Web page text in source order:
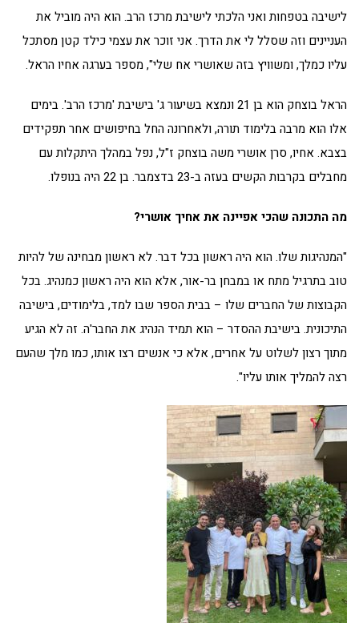
לישיבה בטפחות ואני הלכתי לישיבת מרכז הרב. הוא היה מוביל את
העניינים וזה שסלל לי את הדרך. אני זוכר את עצמי כילד קטן מסתכל
עליו כמלך, ומשוויץ בזה שאושרי אח שלי", מספר בערגה אחיו הראל.
הראל בוצחק הוא בן 21 ונמצא בשיעור ג' בישיבת 'מרכז הרב'. בימים
אלו הוא מרבה בלימוד תורה, ולאחרונה החל בחיפושים אחר תפקידים
בצבא. אחיו, סרן אושרי משה בוצחק ז"ל, נפל במהלך היתקלות עם
מחבלים בקרבות הקשים בעזה ב-23 בדצמבר. בן 22 היה בנופלו.
מה התכונה שהכי אפיינה את אחיך אושרי?
"המנהיגות שלו. הוא היה ראשון בכל דבר. לא ראשון מבחינה של להיות
טוב בתרגיל מתח או במבחן בר-אור, אלא הוא היה ראשון כמנהיג. בכל
הקבוצות של החברים שלו – בבית הספר שבו למד, בלימודים, בישיבה
התיכונית. בישיבת ההסדר – הוא תמיד הנהיג את החבר'ה. זה לא הגיע
מתוך רצון לשלוט על אחרים, אלא כי אנשים רצו אותו, כמו מלך שהעם
רצה להמליך אותו עליו".